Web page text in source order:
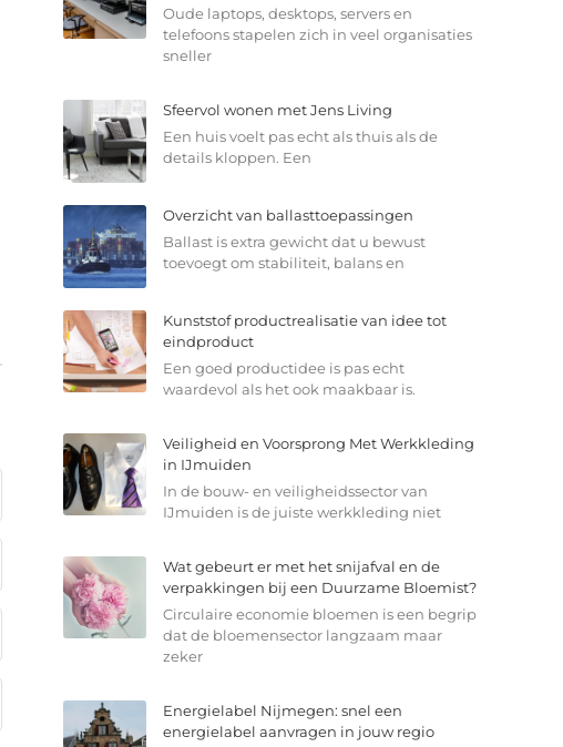
Oude laptops, desktops, servers en
telefoons stapelen zich in veel organisaties
sneller
Sfeervol wonen met Jens Living
Een huis voelt pas echt als thuis als de
details kloppen. Een
Overzicht van ballasttoepassingen
Ballast is extra gewicht dat u bewust
toevoegt om stabiliteit, balans en
Kunststof productrealisatie van idee tot
eindproduct
Een goed productidee is pas echt
waardevol als het ook maakbaar is.
Veiligheid en Voorsprong Met Werkkleding
in IJmuiden
In de bouw- en veiligheidssector van
IJmuiden is de juiste werkkleding niet
Wat gebeurt er met het snijafval en de
verpakkingen bij een Duurzame Bloemist?
Circulaire economie bloemen is een begrip
dat de bloemensector langzaam maar
zeker
Energielabel Nijmegen: snel een
energielabel aanvragen in jouw regio